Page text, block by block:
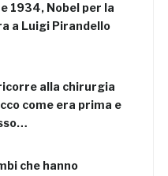
1934, Nobel per la
a Luigi Pirandello
alla chirurgia
come era prima e
che hanno